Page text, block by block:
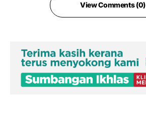
View Comments (0)